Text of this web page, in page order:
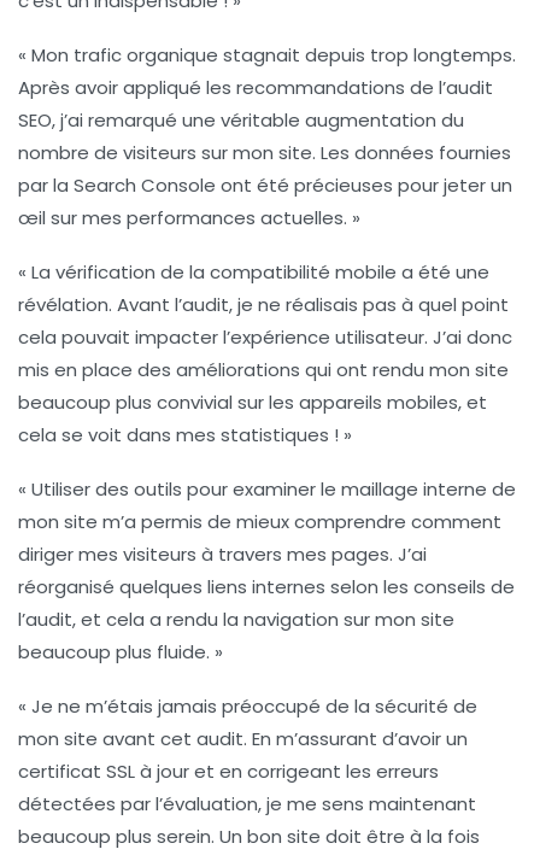
« Mon trafic organique stagnait depuis trop longtemps.
Après avoir appliqué les recommandations de l’audit
SEO, j’ai remarqué une véritable augmentation du
nombre de visiteurs sur mon site. Les données fournies
par la Search Console ont été précieuses pour jeter un
œil sur mes performances actuelles. »
« La vérification de la compatibilité mobile a été une
révélation. Avant l’audit, je ne réalisais pas à quel point
cela pouvait impacter l’expérience utilisateur. J’ai donc
mis en place des améliorations qui ont rendu mon site
beaucoup plus convivial sur les appareils mobiles, et
cela se voit dans mes statistiques ! »
« Utiliser des outils pour examiner le maillage interne de
mon site m’a permis de mieux comprendre comment
diriger mes visiteurs à travers mes pages. J’ai
réorganisé quelques liens internes selon les conseils de
l’audit, et cela a rendu la navigation sur mon site
beaucoup plus fluide. »
« Je ne m’étais jamais préoccupé de la sécurité de
mon site avant cet audit. En m’assurant d’avoir un
certificat SSL à jour et en corrigeant les erreurs
détectées par l’évaluation, je me sens maintenant
beaucoup plus serein. Un bon site doit être à la fois